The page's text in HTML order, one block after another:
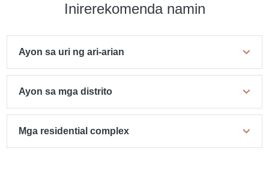
Inirerekomenda namin
Ayon sa uri ng ari-arian
Ayon sa mga distrito
Mga residential complex